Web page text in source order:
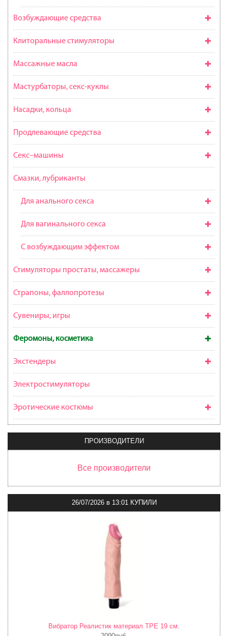
Возбуждающие средства
Клиторальные стимуляторы
Массажные масла
Мастурбаторы, секс-куклы
Насадки, кольца
Продлевающие средства
Секс–машины
Смазки, лубриканты
Для анального секса
Для вагинального секса
С возбуждающим эффектом
Стимуляторы простаты, массажеры
Страпоны, фаллопротезы
Сувениры, игры
Феромоны, косметика
Экстендеры
Электростимуляторы
Эротические костюмы
ПРОИЗВОДИТЕЛИ
Все производители
26/07/2026 в13:01 КУПИЛИ
Вибратор Реалистик материал TPE 19 см.